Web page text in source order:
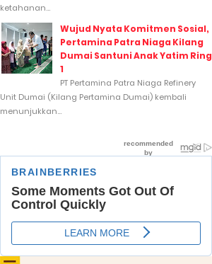
ketahanan...
Wujud Nyata Komitmen Sosial,
Pertamina Patra Niaga Kilang
Dumai Santuni Anak Yatim Ring
1
PT Pertamina Patra Niaga Refinery
Unit Dumai (Kilang Pertamina Dumai) kembali
menunjukkan...